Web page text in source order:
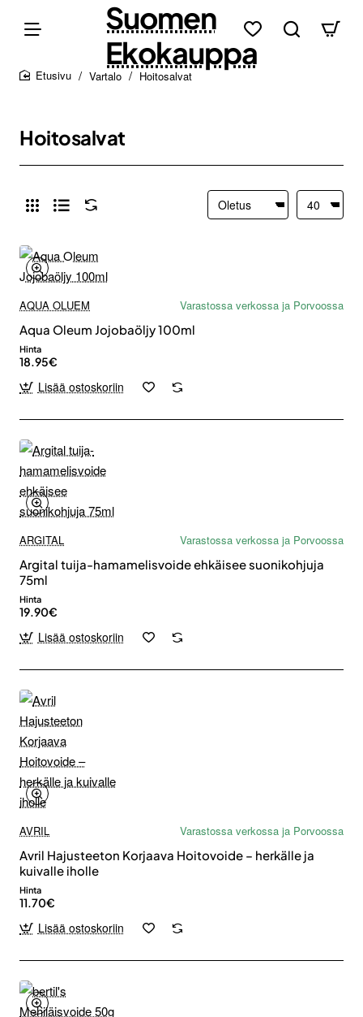
Suomen
Ekokauppa
Vartalo Hoitosalvat
Hoitosalvat
AQUA OLUEM
Varastossa verkossa ja Porvoossa
Aqua Oleum Jojobaöljy 100ml
Hinta
18.95€
Lisää ostoskoriin
ARGITAL
Varastossa verkossa ja Porvoossa
Argital tuija-hamamelisvoide ehkäisee suonikohjuja
75ml
Hinta
19.90€
Lisää ostoskoriin
AVRIL
Varastossa verkossa ja Porvoossa
Avril Hajusteeton Korjaava Hoitovoide – herkälle ja
kuivalle iholle
Hinta
11.70€
Lisää ostoskoriin